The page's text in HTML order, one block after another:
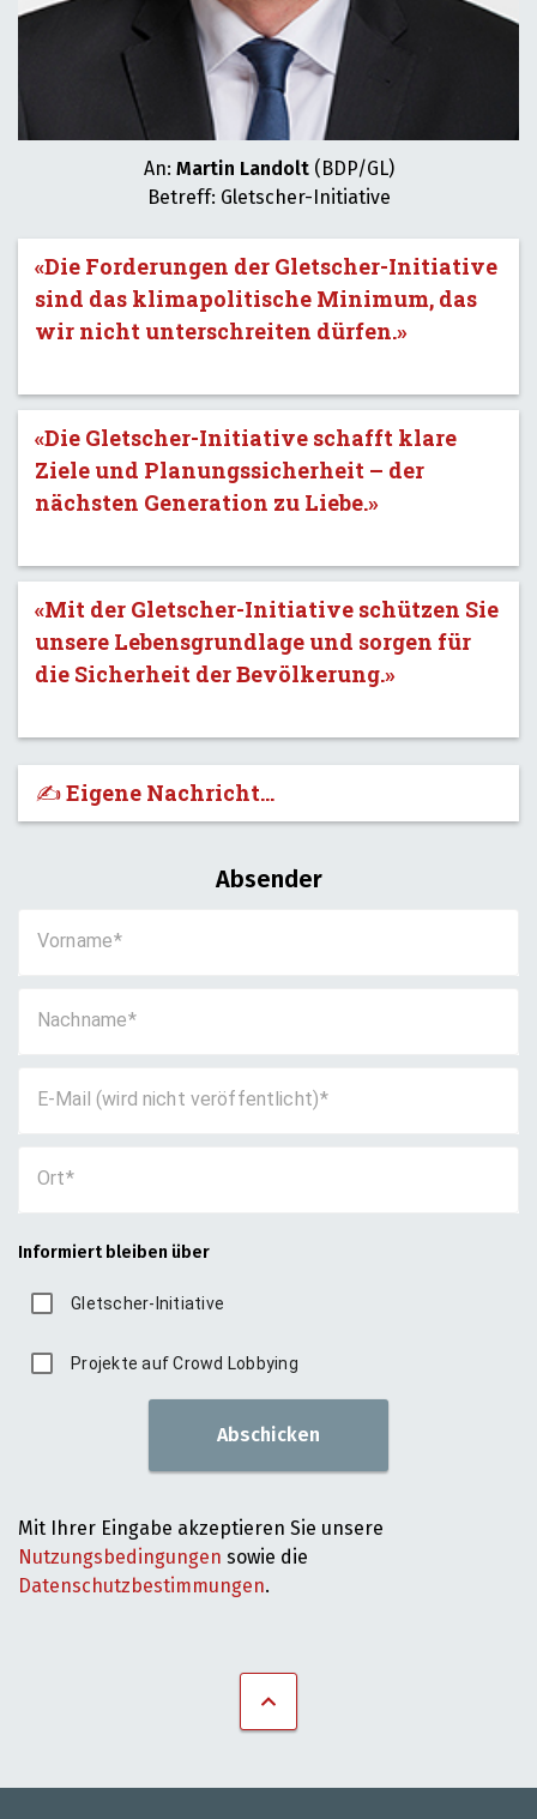
An: Martin Landolt(BDP/GL)
Betreff: Gletscher-Initiative
«Die Forderungen der Gletscher-Initiative
sind das klimapolitische Minimum, das
wir nicht unterschreiten dürfen.»
«Die Gletscher-Initiative schafft klare
Ziele und Planungssicherheit – der
nächsten Generation zu Liebe.»
«Mit der Gletscher-Initiative schützen Sie
unsere Lebensgrundlage und sorgen für
die Sicherheit der Bevölkerung.»
✍️ Eigene Nachricht...
Absender
Vorname
Nachname
E-Mail (wird nicht veröffentlicht)
Ort
Informiert bleiben über
Gletscher-Initiative
Projekte auf Crowd Lobbying
Abschicken
Mit Ihrer Eingabe akzeptieren Sie unsere
Nutzungsbedingungen sowie die
Datenschutzbestimmungen.